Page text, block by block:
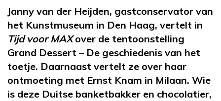
Janny van der Heijden, gastconservator van
het Kunstmuseum in Den Haag, vertelt in
Tijd voor MAXover de tentoonstelling
Grand Dessert – De geschiedenis van het
toetje. Daarnaast vertelt ze over haar
ontmoeting met Ernst Knam in Milaan. Wie
is deze Duitse banketbakker en chocolatier,